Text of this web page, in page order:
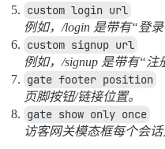
custom login url
例如，/login 是带有“登
custom signup url
例如，/signup 是带有“注
gate footer position
页脚按钮/链接位置。
gate show only once
访客网关模态框每个会话